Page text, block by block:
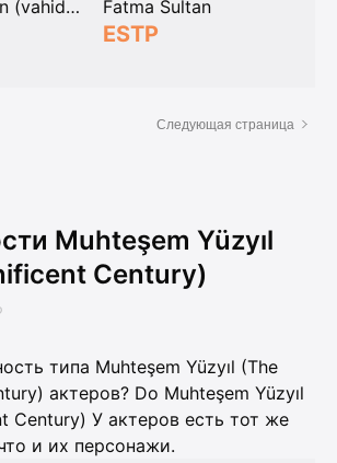
Hürrem Sultan (vahide perçin) Fatma Sultan
ESTP
Следующая страница
Muhteşem Yüzyıl
Century)
типа Muhteşem Yüzyıl (The
актеров? Do Muhteşem Yüzyıl
Century) У актеров есть тот же
и их персонажи.